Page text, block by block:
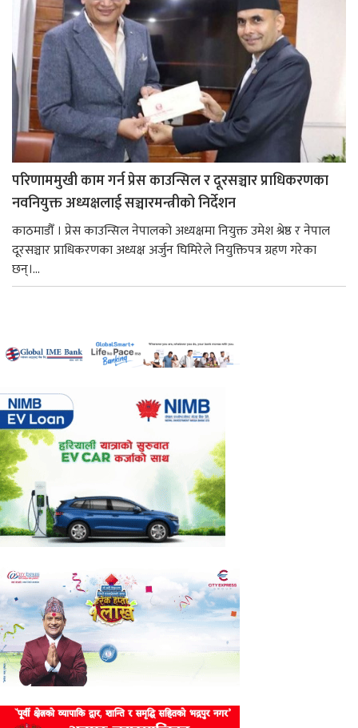
परिणाममुखी काम गर्न प्रेस काउन्सिल र दूरसञ्चार प्राधिकरणका
नवनियुक्त अध्यक्षलाई सञ्चारमन्त्रीको निर्देशन
काठमाडौँ । प्रेस काउन्सिल नेपालको अध्यक्षमा नियुक्त उमेश श्रेष्ठ र नेपाल
दूरसञ्चार प्राधिकरणका अध्यक्ष अर्जुन घिमिरेले नियुक्तिपत्र ग्रहण गरेका
छन्।...